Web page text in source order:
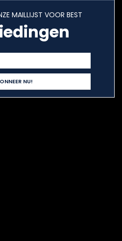
MAILLIJST VOOR BEST